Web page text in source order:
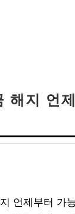
해지 언
언제부터 가